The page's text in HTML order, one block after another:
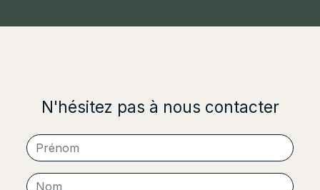
N'hésitez pas à nous contacter